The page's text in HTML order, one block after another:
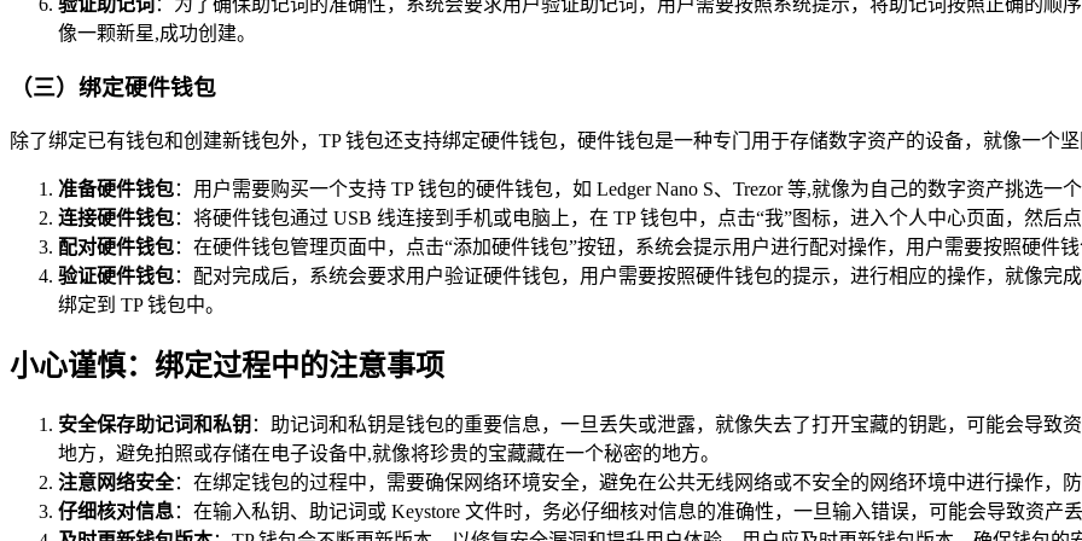
验证助记词 ：为了确保助记词的准确性，系统会要求用户验证助记词，用户需要按照系统提示，将助记词按照正确的顺
像一颗新星,成功创建。
（三）绑定硬件钱包
除了绑定已有钱包和创建新钱包外，TP 钱包还支持绑定硬件钱包，硬件钱包是一种专门用于存储数字资产的设备，就像一个
准备硬件钱包：用户需要购买一个支持 TP 钱包的硬件钱包，如 Ledger Nano S、Trezor 等,就像为自己的数字资产挑选一
连接硬件钱包：将硬件钱包通过 USB 线连接到手机或电脑上，在 TP 钱包中，点击“我”图标，进入个人中心页面，然后
配对硬件钱包：在硬件钱包管理页面中，点击“添加硬件钱包”按钮，系统会提示用户进行配对操作，用户需要按照硬件
验证硬件钱包：配对完成后，系统会要求用户验证硬件钱包，用户需要按照硬件钱包的提示，进行相应的操作，就像完
绑定到 TP 钱包中。
小心谨慎：绑定过程中的注意事项
安全保存助记词和私钥 ：助记词和私钥是钱包的重要信息，一旦丢失或泄露，就像失去了打开宝藏的钥匙，可能会导致
地方，避免拍照或存储在电子设备中,就像将珍贵的宝藏藏在一个秘密的地方。
注意网络安全：在绑定钱包的过程中，需要确保网络环境安全，避免在公共无线网络或不安全的网络环境中进行操作，
仔细核对信息：在输入私钥、助记词或 Keystore 文件时，务必仔细核对信息的准确性，一旦输入错误，可能会导致资